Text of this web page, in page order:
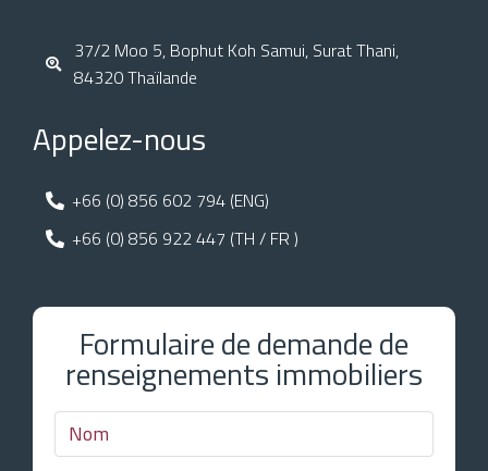
37/2 Moo 5, Bophut Koh Samui, Surat Thani,
84320 Thaïlande
Appelez-nous
+66 (0) 856 602 794 (ENG)
+66 (0) 856 922 447 (TH / FR )
Formulaire de demande de
renseignements immobiliers